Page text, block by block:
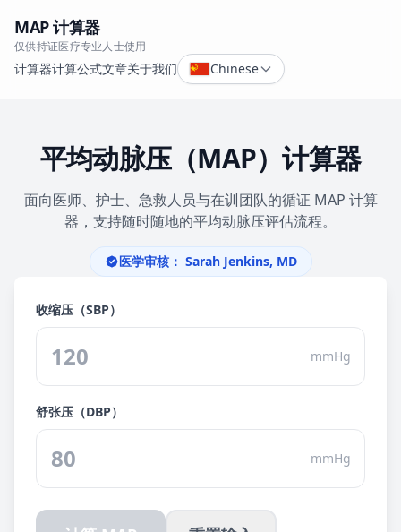
MAP 计算器
仅供持证医疗专业人士使用
计算器计算公式文章关于我们 Chinese
平均动脉压（MAP）计算器
面向医师、护士、急救人员与在训团队的循证 MAP 计算
器，支持随时随地的平均动脉压评估流程。
医学审核： Sarah Jenkins, MD
收缩压（SBP）
mmHg
舒张压（DBP）
mmHg